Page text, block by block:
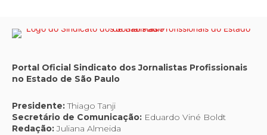
Portal Oficial Sindicato dos Jornalistas Profissionais
no Estado de São Paulo
Presidente:Thiago Tanji
Secretário de Comunicação: Eduardo Viné Boldt
Redação:Juliana Almeida